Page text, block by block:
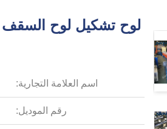
اسم العلامة التجارية:
رقم الموديل: